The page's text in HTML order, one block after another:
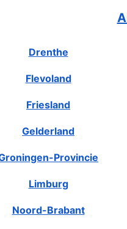
Drenthe
Flevoland
Friesland
Gelderland
Provincie
Limburg
Noord-Brabant